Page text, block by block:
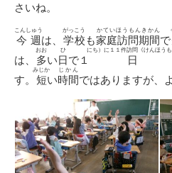
さいね。
今週
こんしゅう
は、 学校
がっこう
も家庭訪問期間
かていほうもんきかん
で
は、
多
おお
い日
ひ
で１ 日
にち）に１１件訪問《けんほう
す。 短
みじか
い時間
じかん
ではありますが、